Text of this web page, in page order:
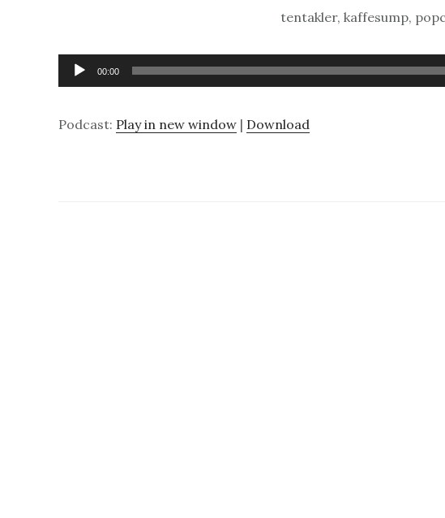
tentakler, kaffesump,
Ljudspelare
00:00
Podcast: Play in new window | Download